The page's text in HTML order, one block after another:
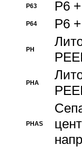
P63 P6
P64 P6
PH
PHA
PHAS